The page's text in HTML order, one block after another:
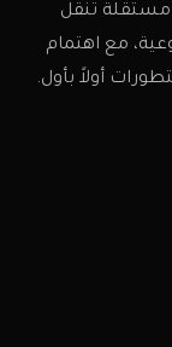
مستقلة تنقل
مع اهتمام
أولاً بأول.